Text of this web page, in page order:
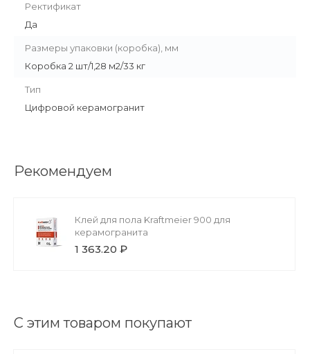
Ректификат
Да
Размеры упаковки (коробка), мм
Коробка 2 шт/1,28 м2/33 кг
Тип
Цифровой керамогранит
Рекомендуем
Клей для пола Kraftmeier 900 для
керамогранита
1 363.20 ₽
С этим товаром покупают